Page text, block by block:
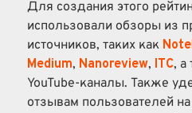
Для создания этого
использовали обзоры из
источников, таких как
Medium, Nanoreview, ITC, а
YouTube-каналы. Также
отзывам пользователей